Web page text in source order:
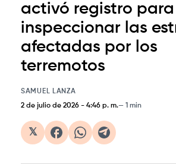
activó registro para
inspeccionar las
afectadas por los
terremotos
SAMUEL LANZA
2 de julio de 2026 - 4:46 p. m. 1 min
𝕏